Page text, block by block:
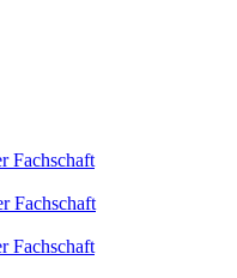
Fachschaft
Fachschaft
Fachschaft